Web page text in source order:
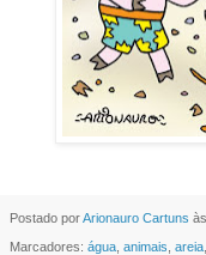
Postado porArionauro Cartuns às
Marcadores: água, animais areia,